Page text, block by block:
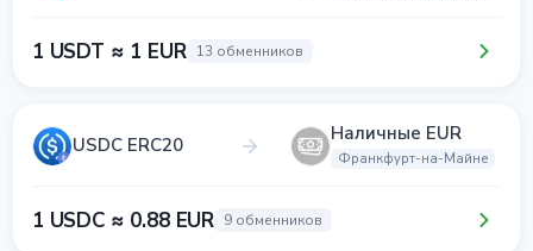
1 USDT ≈ 1 EUR 13 обменников
USDC ERC20 Наличные EUR
Франкфурт-на-Майне
1 USDC ≈ 0.88 EUR 9 обменников